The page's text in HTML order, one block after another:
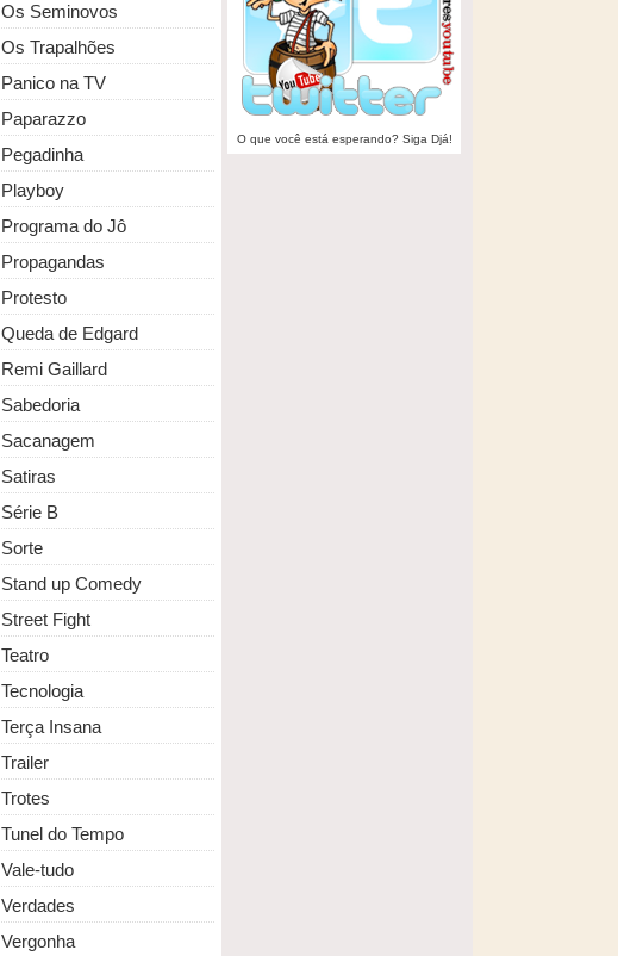
Os Seminovos
Os Trapalhões
Panico na TV
Paparazzo
Pegadinha
Playboy
Programa do Jô
Propagandas
Protesto
Queda de Edgard
Remi Gaillard
Sabedoria
Sacanagem
Satiras
Série B
Sorte
Stand up Comedy
Street Fight
Teatro
Tecnologia
Terça Insana
Trailer
Trotes
Tunel do Tempo
Vale-tudo
Verdades
Vergonha
O que você está esperando? Siga Djá!